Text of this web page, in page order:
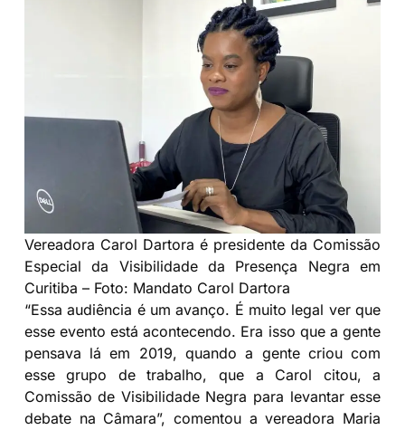
Vereadora Carol Dartora é presidente da Comissão
Especial da Visibilidade da Presença Negra em
Curitiba – Foto: Mandato Carol Dartora
“Essa audiência é um avanço. É muito legal ver que
esse evento está acontecendo. Era isso que a gente
pensava lá em 2019, quando a gente criou com
esse grupo de trabalho, que a Carol citou, a
Comissão de Visibilidade Negra para levantar esse
debate na Câmara”, comentou a vereadora Maria